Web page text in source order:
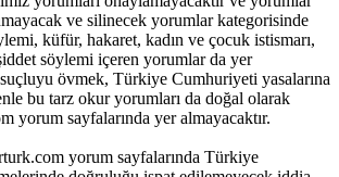
ve silinecek yorumlar kategorisinde
küfür, hakaret, kadın ve çocuk istismarı,
söylemi içeren yorumlar da yer
övmek, Türkiye Cumhuriyeti yasalarına
bu tarz okur yorumları da doğal olarak
yorum sayfalarında yer almayacaktır.
yorum sayfalarında Türkiye